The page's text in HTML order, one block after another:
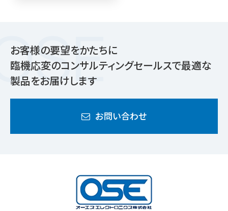
お客様の要望をかたちに
臨機応変のコンサルティングセールスで最適な
製品をお届けします
お問い合わせ